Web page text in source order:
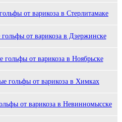
от варикоза в Стерлитамаке
от варикоза в Дзержинске
гольфы от варикоза в Ноябрьске
гольфы от варикоза в Химках
от варикоза в Невинномысске